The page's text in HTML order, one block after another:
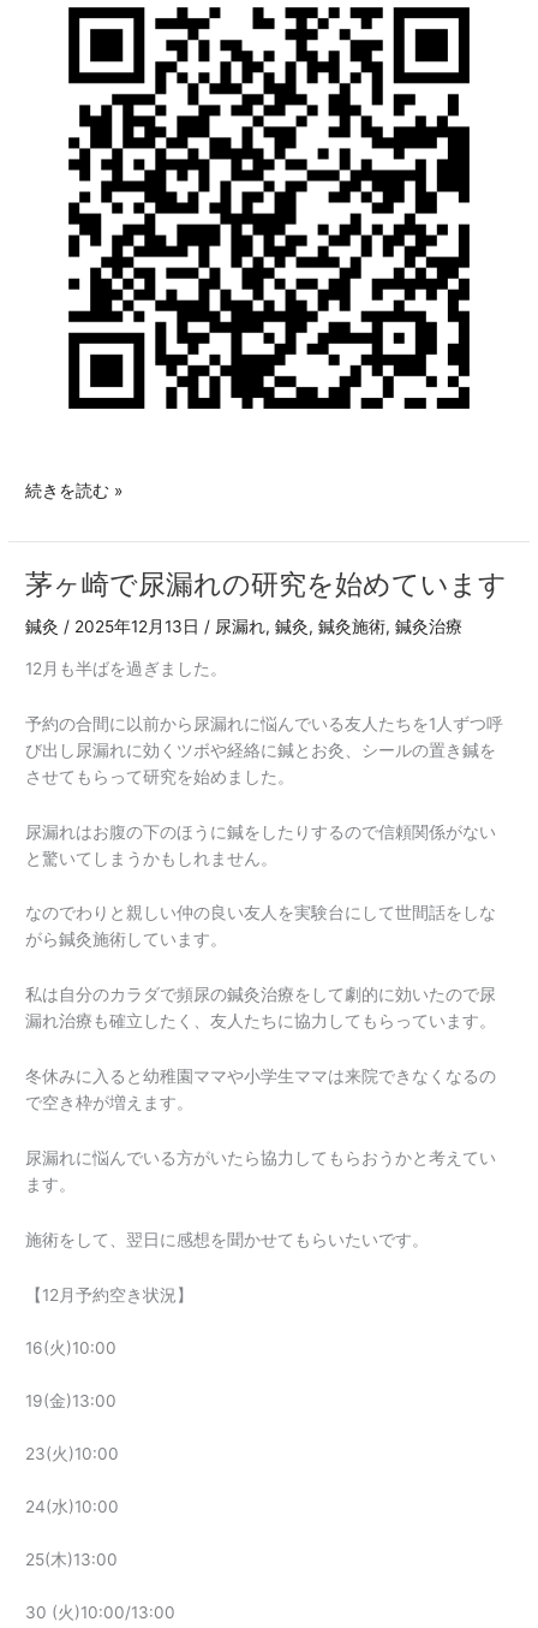
続きを読む »
茅ヶ崎で尿漏れの研究を始めています
鍼灸 / 2025年12月13日 / 尿漏れ,鍼灸,鍼灸施術,鍼灸治療
12月も半ばを過ぎました。
予約の合間に以前から尿漏れに悩んでいる友人たちを1人ずつ呼
び出し尿漏れに効くツボや経絡に鍼とお灸、シールの置き鍼を
させてもらって研究を始めました。
尿漏れはお腹の下のほうに鍼をしたりするので信頼関係がない
と驚いてしまうかもしれません。
なのでわりと親しい仲の良い友人を実験台にして世間話をしな
がら鍼灸施術しています。
私は自分のカラダで頻尿の鍼灸治療をして劇的に効いたので尿
漏れ治療も確立したく、友人たちに協力してもらっています。
冬休みに入ると幼稚園ママや小学生ママは来院できなくなるの
で空き枠が増えます。
尿漏れに悩んでいる方がいたら協力してもらおうかと考えてい
ます。
施術をして、翌日に感想を聞かせてもらいたいです。
【12月予約空き状況】
16(火)10:00
19(金)13:00
23(火)10:00
24(水)10:00
25(木)13:00
30 (火)10:00/13:00
茅
崎
で
れ
の
研
を
始
て
い
す